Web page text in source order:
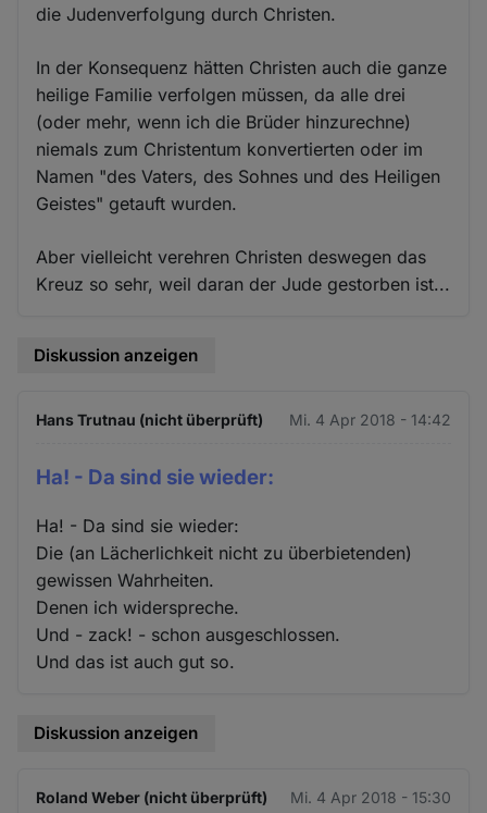
die Judenverfolgung durch Christen.
In der Konsequenz hätten Christen auch die ganze
heilige Familie verfolgen müssen, da alle drei
(oder mehr, wenn ich die Brüder hinzurechne)
niemals zum Christentum konvertierten oder im
Namen "des Vaters, des Sohnes und des Heiligen
Geistes" getauft wurden.
Aber vielleicht verehren Christen deswegen das
Kreuz so sehr, weil daran der Jude gestorben ist...
Diskussion anzeigen
Hans Trutnau (nicht überprüft) Mi. 4 Apr 2018 - 14:42
Ha! - Da sind sie wieder:
Ha! - Da sind sie wieder:
Die (an Lächerlichkeit nicht zu überbietenden)
gewissen Wahrheiten.
Denen ich widerspreche.
Und - zack! - schon ausgeschlossen.
Und das ist auch gut so.
Diskussion anzeigen
Roland Weber (nicht überprüft) Mi. 4 Apr 2018 - 15:30